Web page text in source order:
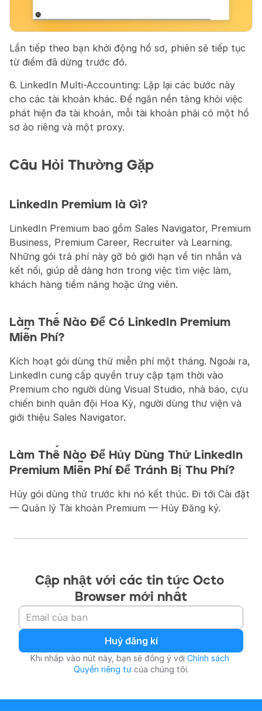
Lần tiếp theo bạn khởi động hồ sơ, phiên sẽ tiếp tục
từ điểm đã dừng trước đó.
6. LinkedIn Multi-Accounting: Lặp lại các bước này
cho các tài khoản khác. Để ngăn nền tảng khỏi việc
phát hiện đa tài khoản, mỗi tài khoản phải có một hồ
sơ ảo riêng và một proxy.
Câu Hỏi Thường Gặp
LinkedIn Premium là Gì?
LinkedIn Premium bao gồm Sales Navigator, Premium
Business, Premium Career, Recruiter và Learning.
Những gói trả phí này gỡ bỏ giới hạn về tin nhắn và
kết nối, giúp dễ dàng hơn trong việc tìm việc làm,
khách hàng tiềm năng hoặc ứng viên.
Làm Thế Nào Để Có LinkedIn Premium
Miễn Phí?
Kích hoạt gói dùng thử miễn phí một tháng. Ngoài ra,
LinkedIn cung cấp quyền truy cập tạm thời vào
Premium cho người dùng Visual Studio, nhà báo, cựu
chiến binh quân đội Hoa Kỳ, người dùng thư viện và
giới thiệu Sales Navigator.
Làm Thế Nào Để Hủy Dùng Thử LinkedIn
Premium Miễn Phí Để Tránh Bị Thu Phí?
Hủy gói dùng thử trước khi nó kết thúc. Đi tới Cài đặt
— Quản lý Tài khoản Premium — Hủy Đăng ký.
Cập nhật với các tin tức Octo
Browser mới nhất
Huỷ đăng kí
Khi nhấp vào nút này, bạn sẽ đồng ý với Chính sách
Quyền riêng tư của chúng tôi.